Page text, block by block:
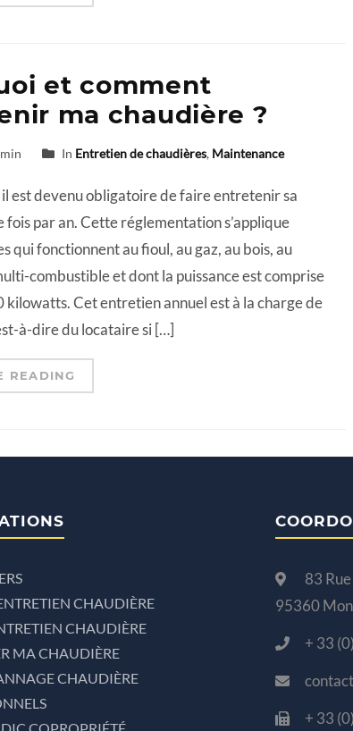
et comment
ma chaudière ?
In Entretien de chaudières, Maintenance
est devenu obligatoire de faire entretenir sa
fois par an. Cette réglementation s’applique
qui fonctionnent au fioul, au gaz, au bois, au
combustible et dont la puissance est comprise
kilowatts. Cet entretien annuel est à la charge de
à-dire du locataire si […]
READING
CHAUDIÈRE
CHAUDIÈRE
MA CHAUDIÈRE
CHAUDIÈRE
83
95360
+ 33
+ 33